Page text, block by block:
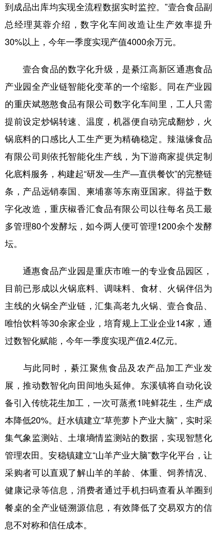
到成品出库均实现全流程数据实时监控。”壹合食品副
总经理莫蓉介绍，数字化车间改造让生产效率提升
30%以上，今年一季度实现产值4000余万元。
壹合食品的数字化升级，是綦江高新区通惠食品
产业园全产业链智能化变革的一个缩影。同在产业园
的重庆斌憨憨食品有限公司数字化车间里，工人只需
提前设定炒锅转速、温度，机器便自动完成翻炒，火
锅底料的口感比人工生产更为精确稳定。辣滋缘食品
有限公司则依托智能化生产线，为下游商家提供定制
化底料服务，构建起“研发—生产—直供餐饮”的完整链
条，产品远销泰国、柬埔寨等东南亚国家。得益于数
字化改造，重庆椒香汇食品有限公司以往每名员工最
多管理80个发酵坛，如今两人便可管理1200余个发酵
坛。
通惠食品产业园是重庆市唯一的专业食品园区，
目前已形成以火锅底料、调味料、食材、火锅伴侣为
主线的火锅全产业链，汇集高老九火锅、壹合食品、
唯怡饮料等30余家企业，培育规上工业企业14家，通
过数智化赋能，今年一季度实现产值2.4亿元。
与此同时，綦江聚焦食品及农产品加工产业发
展，推动数智化向田间地头延伸。东溪镇将自动化设
备引入传统花生加工，一次可蒸煮1吨鲜花生，生产成
本降低20%。赶水镇建立“草蔸萝卜产业大脑”，实时采
集气象监测站、土壤墒情监测站的数据，实现智慧化
管理农田。安稳镇建立“山羊产业大脑”数字化平台，让
采购者可以直观了解山羊的羊龄、体重、饲养情况、
健康记录等信息，消费者通过手机扫码查看从羊圈到
餐桌的全产业链溯源信息，有效降低了交易双方的信
息不对称和信任成本。